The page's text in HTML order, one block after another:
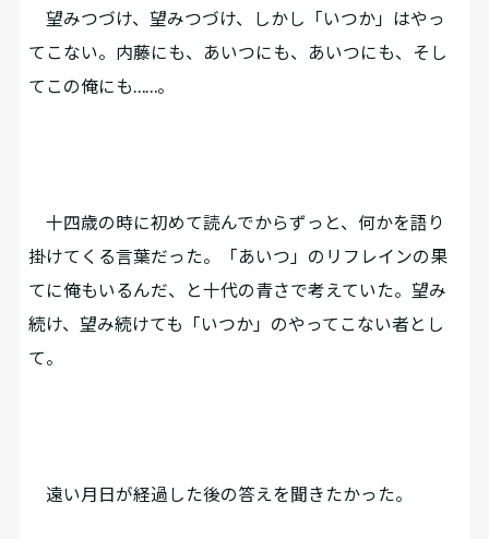
望みつづけ、望みつづけ、しかし「いつか」はやっ
てこない。内藤にも、あいつにも、あいつにも、そし
てこの俺にも……。
十四歳の時に初めて読んでからずっと、何かを語り
掛けてくる言葉だった。「あいつ」のリフレインの果
てに俺もいるんだ、と十代の青さで考えていた。望み
続け、望み続けても「いつか」のやってこない者とし
て。
遠い月日が経過した後の答えを聞きたかった。